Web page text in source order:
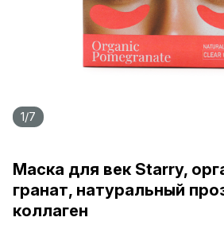
1/7
Маска для век Starry,
гранат, натуральный
коллаген